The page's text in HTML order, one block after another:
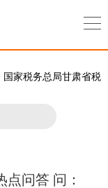
国家税务总局甘肃省税
问答 问：